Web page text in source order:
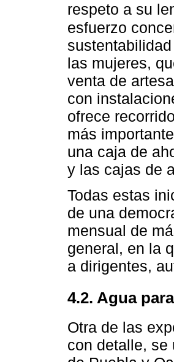
respeto a su
esfuerzo
las mujeres,
venta de
con
ofrece
más
una caja de
y las cajas de
Todas estas
de una
mensual de
general, en la
a dirigentes,
4.2. Agua
Otra de las
con detalle, se